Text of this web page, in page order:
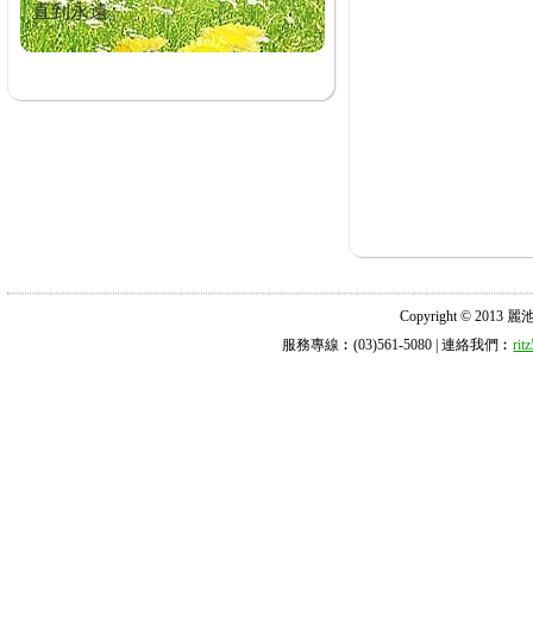
直到永遠。
Copyright © 2013 麗
服務專線︰(03)561-5080 | 連絡我們︰